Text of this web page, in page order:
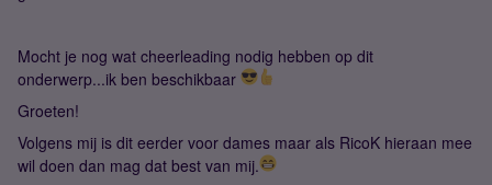
Mocht je nog wat cheerleading nodig hebben op dit
onderwerp...ik ben beschikbaar
Groeten!
Volgens mij is dit eerder voor dames maar als RicoK hieraan mee
wil doen dan mag dat best van mij.